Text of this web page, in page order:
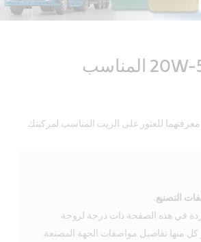
اختر زيت 20W-50 المناسب
للعثور على الزيت المناسب لمركبتك
في هذه الصفحة ذات درجة لزوجة
كل منها تفاصيل مواصفات الجهة المصنعة.